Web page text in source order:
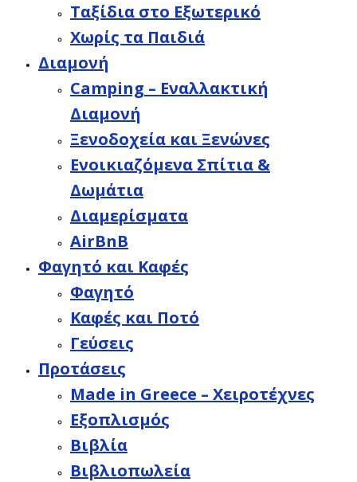
Ταξίδια στο Εξωτερικό
Χωρίς τα Παιδιά
Διαμονή
Camping – Εναλλακτική
Διαμονή
Ξενοδοχεία και Ξενώνες
Ενοικιαζόμενα Σπίτια &
Δωμάτια
Διαμερίσματα
AirBnB
Φαγητό και Καφές
Φαγητό
Καφές και Ποτό
Γεύσεις
Προτάσεις
Made in Greece – Χειροτέχνες
Εξοπλισμός
Βιβλία
Βιβλιοπωλεία